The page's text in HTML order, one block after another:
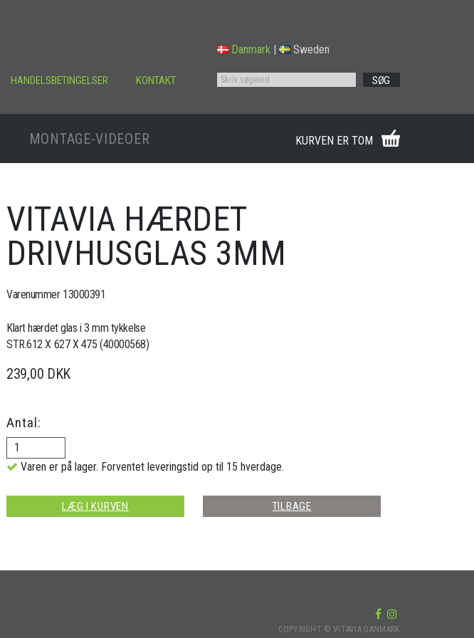
HANDELSBETINGELSER KONTAKT
Danmark | Sweden
SØG
MONTAGE-VIDEOER KURVEN ER TOM
VITAVIA HÆRDET
DRIVHUSGLAS 3MM
Varenummer 13000391
Klart hærdet glas i 3 mm tykkelse
STR.612 X 627 X 475 (40000568)
239,00 DKK
Antal:
Varen er på lager. Forventet leveringstid op til 15 hverdage.
LÆG I KURVEN TILBAGE
COPYRIGHT © VITAVIA DANMARK